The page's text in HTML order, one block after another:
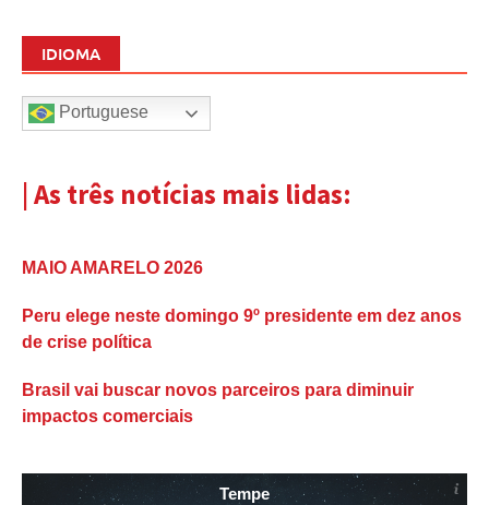
IDIOMA
Portuguese
| As três notícias mais lidas:
MAIO AMARELO 2026
Peru elege neste domingo 9º presidente em dez anos
de crise política
Brasil vai buscar novos parceiros para diminuir
impactos comerciais
Tempe